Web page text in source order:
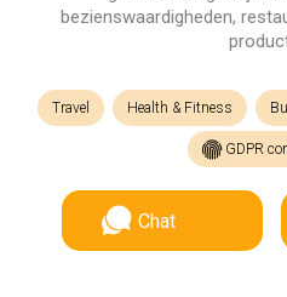
bezienswaardigheden,
Travel Health & Fitness
GDPR
Chat